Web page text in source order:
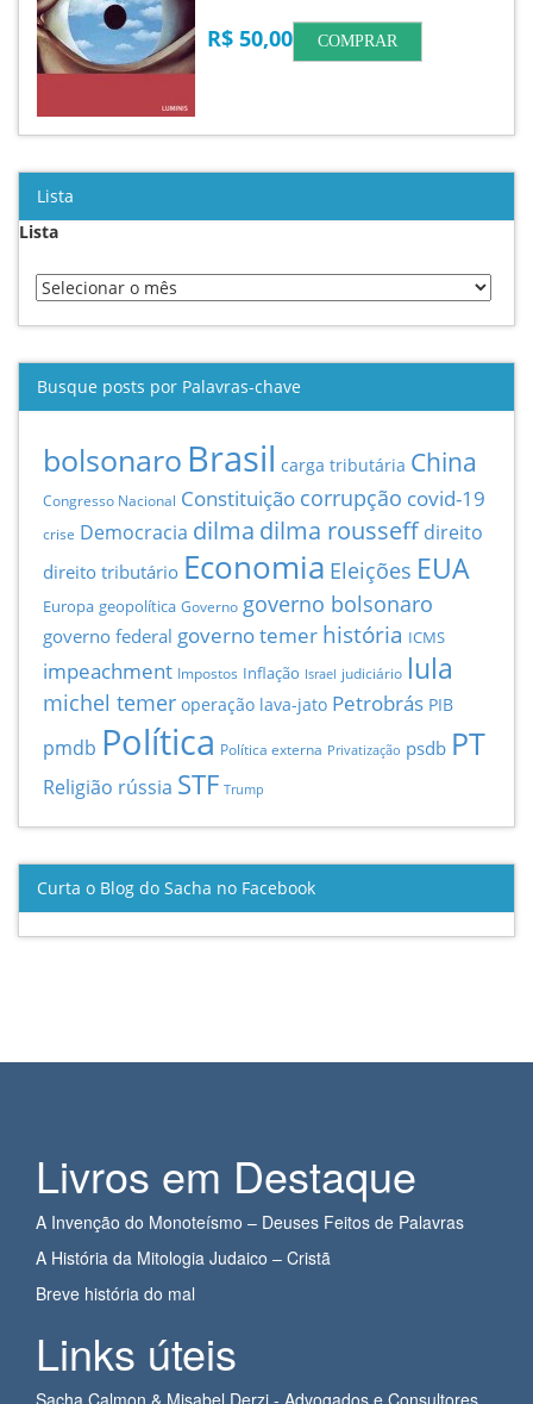
R$ 50,00 COMPRAR
Lista
Lista
Busque posts por Palavras-chave
bolsonaro Brasil carga tributária China
Congresso Nacional Constituição corrupção covid-19
crise Democracia dilma dilma rousseff direito
direito tributário Economia Eleições EUA
Europa geopolítica Governo governo bolsonaro
governo federal governo temer história ICMS
impeachment Impostos Inflação Israel judiciário lula
michel temer operação lava-jato Petrobrás PIB
pmdb Política Política externa Privatização psdb PT
Religião rússia STF Trump
Curta o Blog do Sacha no Facebook
Livros em Destaque
A Invenção do Monoteísmo – Deuses Feitos de Palavras
A História da Mitologia Judaico – Cristã
Breve história do mal
Links úteis